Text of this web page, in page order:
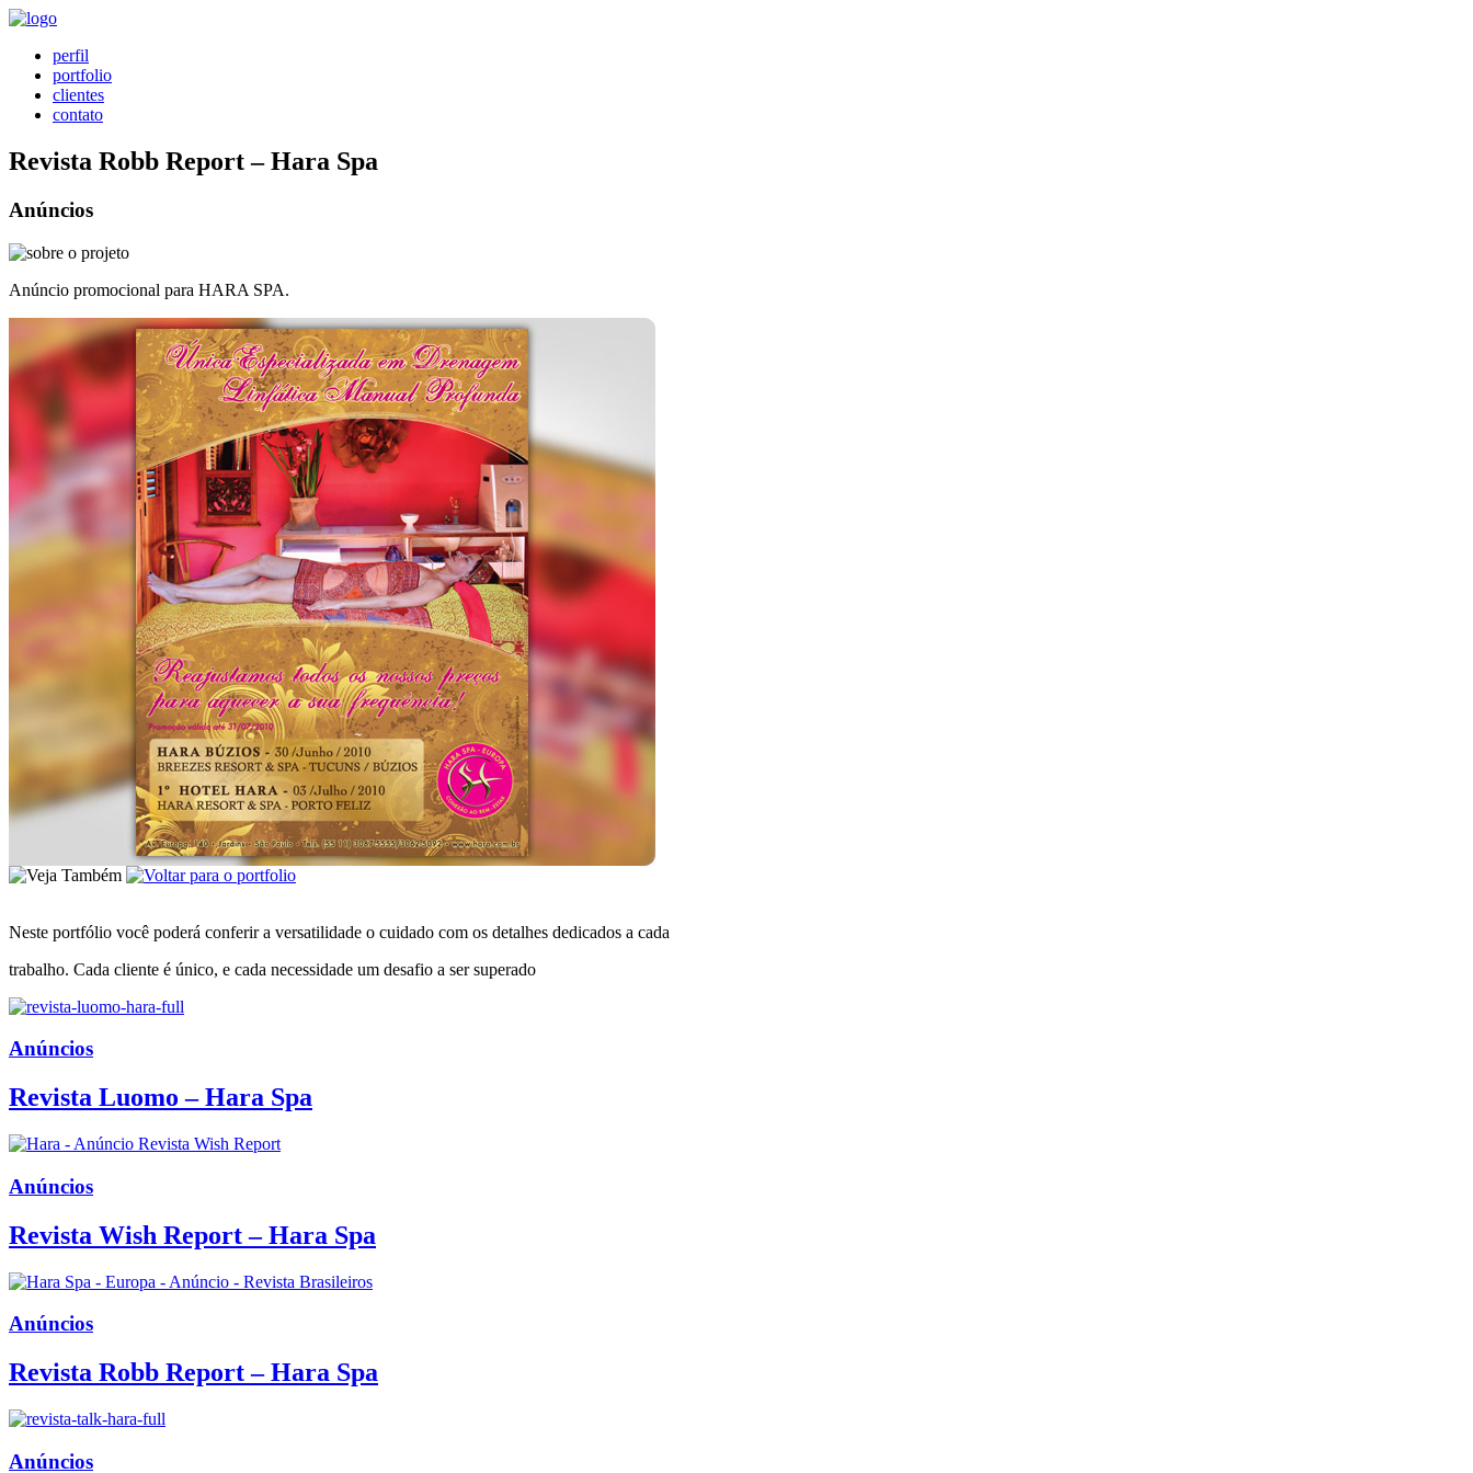
perfil
portfolio
clientes
contato
Revista Robb Report – Hara Spa
Anúncios
Anúncio promocional para HARA SPA.
Neste portfólio você poderá conferir a versatilidade o cuidado com os detalhes dedicados a cada
trabalho. Cada cliente é único, e cada necessidade um desafio a ser superado
Anúncios
Revista Luomo – Hara Spa
Anúncios
Revista Wish Report – Hara Spa
Anúncios
Revista Robb Report – Hara Spa
Anúncios